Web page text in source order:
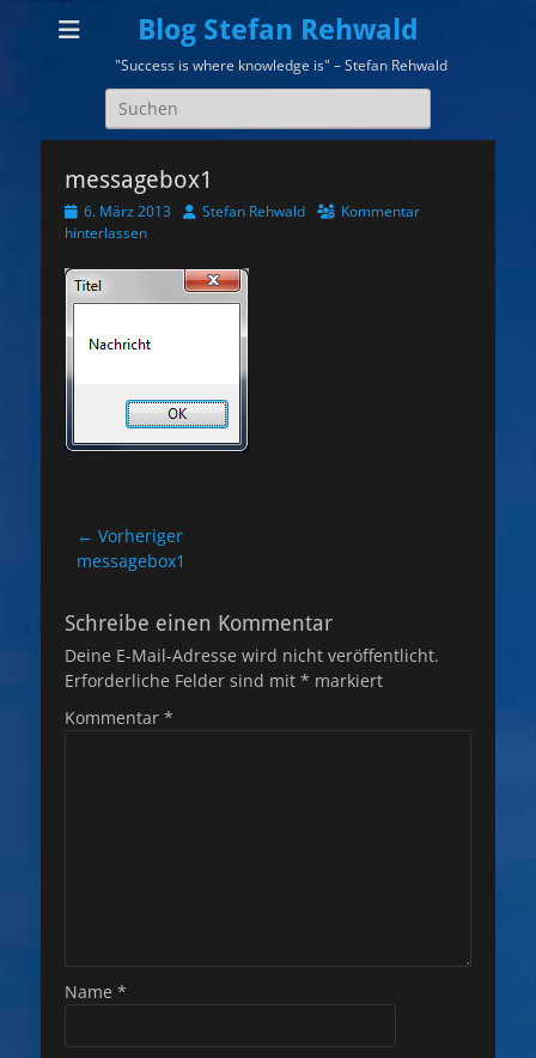
Blog Stefan Rehwald
"Success is where knowledge is" – Stefan Rehwald
Suchen
nach:
messagebox1
Veröffentlicht
am
6. März 2013 AutorStefan Rehwald
Kommentar
hinterlassen
Beitragsnavigation
← Vorheriger
Vorheriger
messagebox1
Schreibe einen Kommentar
Deine E-Mail-Adresse wird nicht veröffentlicht.
Erforderliche Felder sind mit * markiert
Kommentar *
Name *